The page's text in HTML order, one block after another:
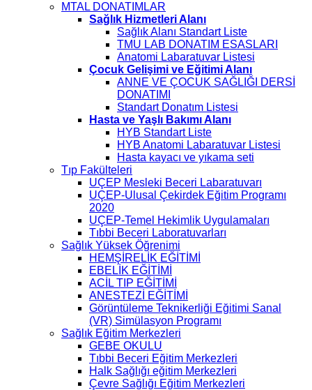
MTAL DONATIMLAR
Sağlık Hizmetleri Alanı
Sağlık Alanı Standart Liste
TMU LAB DONATIM ESASLARI
Anatomi Labaratuvar Listesi
Çocuk Gelişimi ve Eğitimi Alanı
ANNE VE ÇOCUK SAĞLIĞI DERSİ
DONATIMI
Standart Donatım Listesi
Hasta ve Yaşlı Bakımı Alanı
HYB Standart Liste
HYB Anatomi Labaratuvar Listesi
Hasta kayacı ve yıkama seti
Tıp Fakülteleri
UÇEP Mesleki Beceri Labaratuvarı
UÇEP-Ulusal Çekirdek Eğitim Programı
2020
UÇEP-Temel Hekimlik Uygulamaları
Tıbbi Beceri Laboratuvarları
Sağlık Yüksek Öğrenimi
HEMŞİRELİK EĞİTİMİ
EBELİK EĞİTİMİ
ACİL TIP EĞİTİMİ
ANESTEZİ EĞİTİMİ
Görüntüleme Teknikerliği Eğitimi Sanal
(VR) Simülasyon Programı
Sağlık Eğitim Merkezleri
GEBE OKULU
Tıbbi Beceri Eğitim Merkezleri
Halk Sağlığı eğitim Merkezleri
Çevre Sağlığı Eğitim Merkezleri